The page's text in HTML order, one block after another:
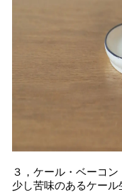
３，ケール・ベーコン
少し苦味のあるケール